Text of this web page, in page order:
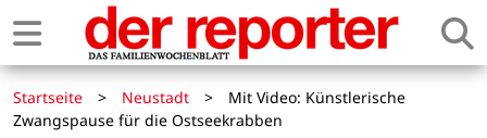
Startseite > Neustadt >
Mit Video: Künstlerische
Zwangspause für die Ostseekrabben